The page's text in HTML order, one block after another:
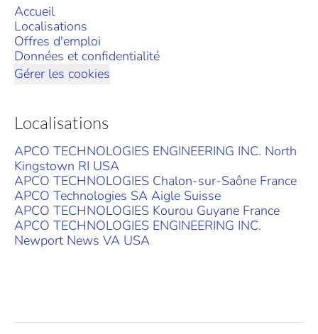
Accueil
Localisations
Offres d'emploi
Données et confidentialité
Gérer les cookies
Localisations
APCO TECHNOLOGIES ENGINEERING INC. North
Kingstown RI USA
APCO TECHNOLOGIES Chalon-sur-Saône France
APCO Technologies SA Aigle Suisse
APCO TECHNOLOGIES Kourou Guyane France
APCO TECHNOLOGIES ENGINEERING INC.
Newport News VA USA